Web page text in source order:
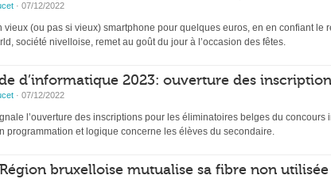
· 07/12/2022
vieux (ou pas si vieux) smartphone pour quelques euros, en en confiant le
société nivelloise, remet au goût du jour à l’occasion des fêtes.
d’informatique 2023: ouverture des
· 07/12/2022
l’ouverture des inscriptions pour les éliminatoires belges du
programmation et logique concerne les élèves du secondaire.
bruxelloise mutualise sa fibre non utilisée